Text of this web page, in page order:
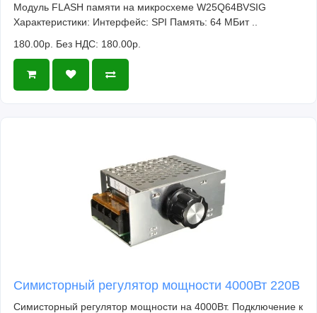
Модуль FLASH памяти на микросхеме W25Q64BVSIG
Характеристики: Интерфейс: SPI Память: 64 МБит ..
180.00р. Без НДС: 180.00р.
Симисторный регулятор мощности 4000Вт 220В
Симисторный регулятор мощности на 4000Вт. Подключение к